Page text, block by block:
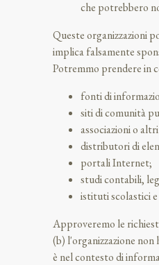
che potrebbero
Queste organizzazioni
implica falsamente
Potremmo prendere in
fonti di
siti di comunità
associazioni o
distributori di
portali Internet;
studi contabili,
istituti scolastici e
Approveremo le
(b) l'organizzazione
è nel contesto di